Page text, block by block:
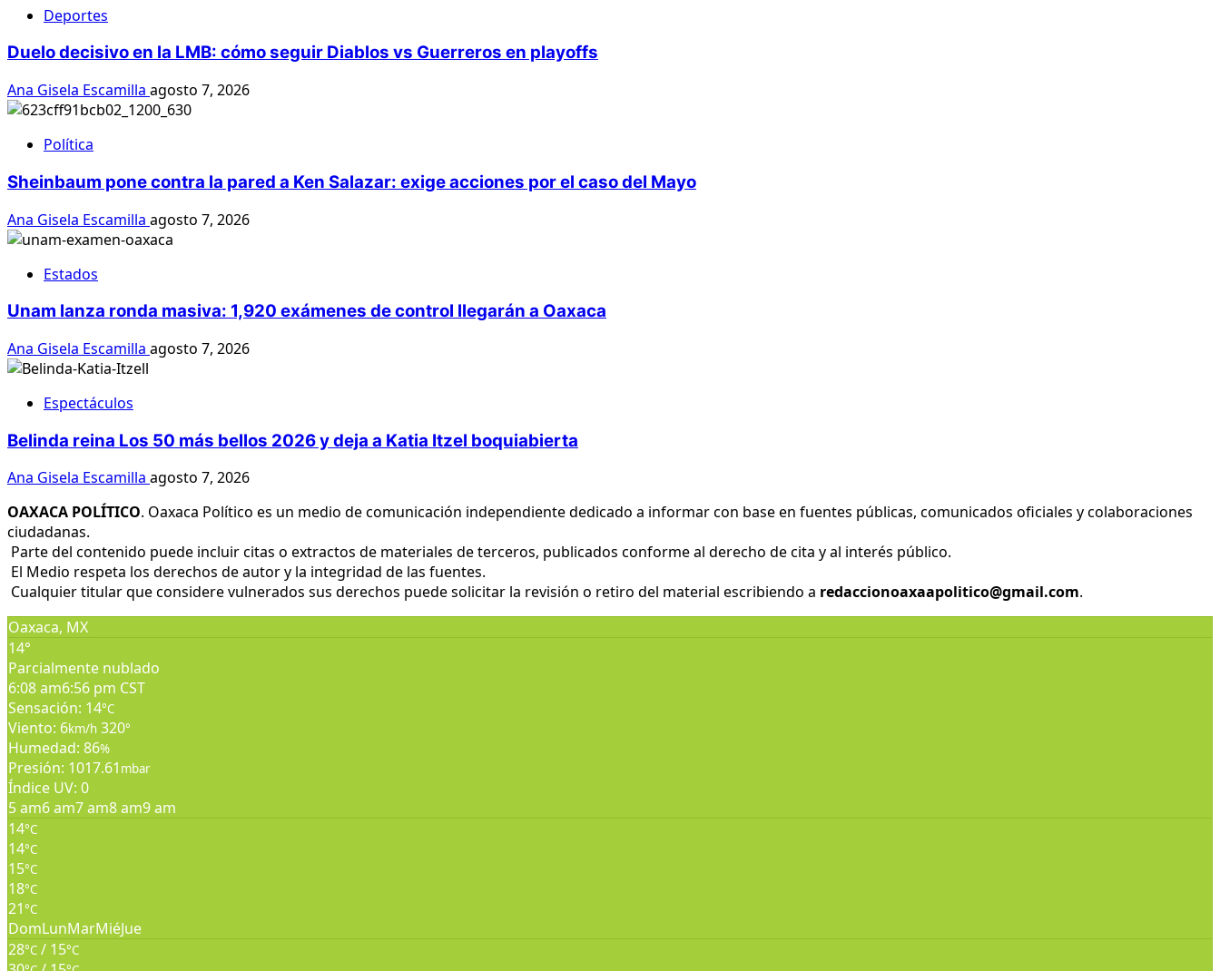
Deportes
Duelo decisivo en la LMB: cómo seguir Diablos vs Guerreros en playoffs
Ana Gisela Escamilla agosto 7, 2026
Política
Sheinbaum pone contra la pared a Ken Salazar: exige acciones por el caso del Mayo
Ana Gisela Escamilla agosto 7, 2026
Estados
Unam lanza ronda masiva: 1,920 exámenes de control llegarán a Oaxaca
Ana Gisela Escamilla agosto 7, 2026
Espectáculos
Belinda reina Los 50 más bellos 2026 y deja a Katia Itzel boquiabierta
Ana Gisela Escamilla agosto 7, 2026
OAXACA POLÍTICO. Oaxaca Político es un medio de comunicación independiente dedicado a informar con base en fuentes públicas, comunicados oficiales y colaboraciones
ciudadanas.
Parte del contenido puede incluir citas o extractos de materiales de terceros, publicados conforme al derecho de cita y al interés público.
El Medio respeta los derechos de autor y la integridad de las fuentes.
Cualquier titular que considere vulnerados sus derechos puede solicitar la revisión o retiro del material escribiendo a redaccionoaxaapolitico@gmail.com.
Oaxaca, MX
14°
Parcialmente nublado
6:08 am6:56 pm CST
Sensación: 14°C
Viento: 6km/h 320°
Humedad: 86%
Presión: 1017.61 mbar
Índice UV: 0
5 am6 am7 am8 am9 am
14°C
14°C
15°C
18°C
21°C
DomLunMarMiéJue
28°C / 15°C